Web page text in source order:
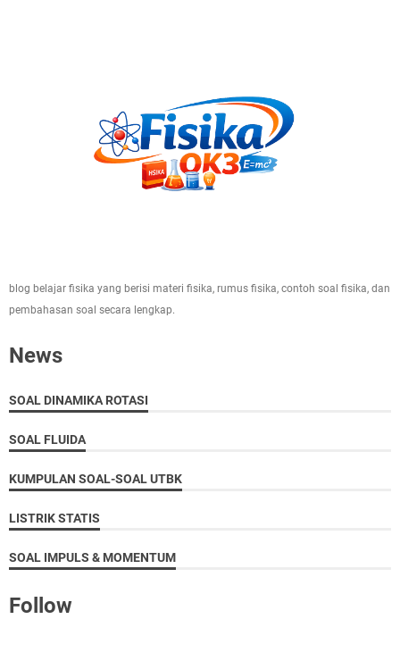
blog belajar fisika yang berisi materi fisika, rumus fisika, contoh soal fisika, dan
pembahasan soal secara lengkap.
News
SOAL DINAMIKA ROTASI
SOAL FLUIDA
KUMPULAN SOAL-SOAL UTBK
LISTRIK STATIS
SOAL IMPULS & MOMENTUM
Follow